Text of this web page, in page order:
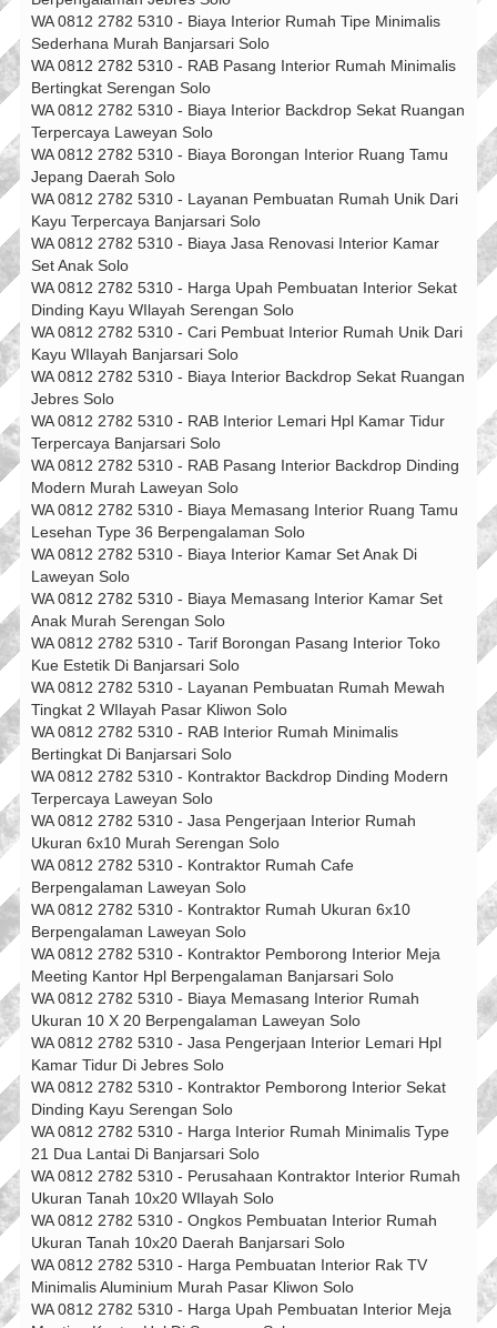
WA 0812 2782 5310 - Biaya Interior Rumah Tipe Minimalis
Sederhana Murah Banjarsari Solo
WA 0812 2782 5310 - RAB Pasang Interior Rumah Minimalis
Bertingkat Serengan Solo
WA 0812 2782 5310 - Biaya Interior Backdrop Sekat Ruangan
Terpercaya Laweyan Solo
WA 0812 2782 5310 - Biaya Borongan Interior Ruang Tamu
Jepang Daerah Solo
WA 0812 2782 5310 - Layanan Pembuatan Rumah Unik Dari
Kayu Terpercaya Banjarsari Solo
WA 0812 2782 5310 - Biaya Jasa Renovasi Interior Kamar
Set Anak Solo
WA 0812 2782 5310 - Harga Upah Pembuatan Interior Sekat
Dinding Kayu WIlayah Serengan Solo
WA 0812 2782 5310 - Cari Pembuat Interior Rumah Unik Dari
Kayu WIlayah Banjarsari Solo
WA 0812 2782 5310 - Biaya Interior Backdrop Sekat Ruangan
Jebres Solo
WA 0812 2782 5310 - RAB Interior Lemari Hpl Kamar Tidur
Terpercaya Banjarsari Solo
WA 0812 2782 5310 - RAB Pasang Interior Backdrop Dinding
Modern Murah Laweyan Solo
WA 0812 2782 5310 - Biaya Memasang Interior Ruang Tamu
Lesehan Type 36 Berpengalaman Solo
WA 0812 2782 5310 - Biaya Interior Kamar Set Anak Di
Laweyan Solo
WA 0812 2782 5310 - Biaya Memasang Interior Kamar Set
Anak Murah Serengan Solo
WA 0812 2782 5310 - Tarif Borongan Pasang Interior Toko
Kue Estetik Di Banjarsari Solo
WA 0812 2782 5310 - Layanan Pembuatan Rumah Mewah
Tingkat 2 WIlayah Pasar Kliwon Solo
WA 0812 2782 5310 - RAB Interior Rumah Minimalis
Bertingkat Di Banjarsari Solo
WA 0812 2782 5310 - Kontraktor Backdrop Dinding Modern
Terpercaya Laweyan Solo
WA 0812 2782 5310 - Jasa Pengerjaan Interior Rumah
Ukuran 6x10 Murah Serengan Solo
WA 0812 2782 5310 - Kontraktor Rumah Cafe
Berpengalaman Laweyan Solo
WA 0812 2782 5310 - Kontraktor Rumah Ukuran 6x10
Berpengalaman Laweyan Solo
WA 0812 2782 5310 - Kontraktor Pemborong Interior Meja
Meeting Kantor Hpl Berpengalaman Banjarsari Solo
WA 0812 2782 5310 - Biaya Memasang Interior Rumah
Ukuran 10 X 20 Berpengalaman Laweyan Solo
WA 0812 2782 5310 - Jasa Pengerjaan Interior Lemari Hpl
Kamar Tidur Di Jebres Solo
WA 0812 2782 5310 - Kontraktor Pemborong Interior Sekat
Dinding Kayu Serengan Solo
WA 0812 2782 5310 - Harga Interior Rumah Minimalis Type
21 Dua Lantai Di Banjarsari Solo
WA 0812 2782 5310 - Perusahaan Kontraktor Interior Rumah
Ukuran Tanah 10x20 WIlayah Solo
WA 0812 2782 5310 - Ongkos Pembuatan Interior Rumah
Ukuran Tanah 10x20 Daerah Banjarsari Solo
WA 0812 2782 5310 - Harga Pembuatan Interior Rak TV
Minimalis Aluminium Murah Pasar Kliwon Solo
WA 0812 2782 5310 - Harga Upah Pembuatan Interior Meja